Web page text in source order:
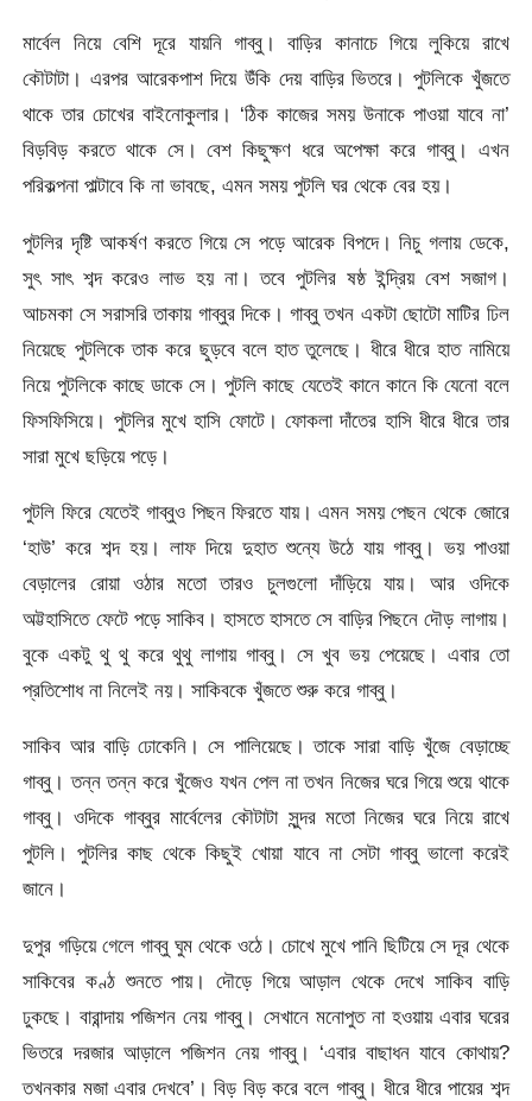
মার্বেল নিয়ে বেশি দূরে যায়নি গাব্বু। বাড়ির কানাচে গিয়ে লুকিয়ে রাখে
কৌটাটা। এরপর আরেকপাশ দিয়ে উঁকি দেয় বাড়ির ভিতরে। পুটলিকে খুঁজতে
থাকে তার চোখের বাইনোকুলার। ‘ঠিক কাজের সময় উনাকে পাওয়া যাবে না’
বিড়বিড় করতে থাকে সে। বেশ কিছুক্ষণ ধরে অপেক্ষা করে গাব্বু। এখন
পরিকল্পনা পাল্টাবে কি না ভাবছে, এমন সময় পুটলি ঘর থেকে বের হয়।
পুটলির দৃষ্টি আকর্ষণ করতে গিয়ে সে পড়ে আরেক বিপদে। নিচু গলায় ডেকে,
সুৎ সাৎ শব্দ করেও লাভ হয় না। তবে পুটলির ষষ্ঠ ইন্দ্রিয় বেশ সজাগ।
আচমকা সে সরাসরি তাকায় গাব্বুর দিকে। গাব্বু তখন একটা ছোটো মাটির ঢিল
নিয়েছে পুটলিকে তাক করে ছুড়বে বলে হাত তুলেছে। ধীরে ধীরে হাত নামিয়ে
নিয়ে পুটলিকে কাছে ডাকে সে। পুটলি কাছে যেতেই কানে কানে কি যেনো বলে
ফিসফিসিয়ে। পুটলির মুখে হাসি ফোটে। ফোকলা দাঁতের হাসি ধীরে ধীরে তার
সারা মুখে ছড়িয়ে পড়ে।
পুটলি ফিরে যেতেই গাব্বুও পিছন ফিরতে যায়। এমন সময় পেছন থেকে জোরে
‘হাউ’ করে শব্দ হয়। লাফ দিয়ে দুহাত শুন্যে উঠে যায় গাব্বু। ভয় পাওয়া
বেড়ালের রোয়া ওঠার মতো তারও চুলগুলো দাঁড়িয়ে যায়। আর ওদিকে
অট্টহাসিতে ফেটে পড়ে সাকিব। হাসতে হাসতে সে বাড়ির পিছনে দৌড় লাগায়।
বুকে একটু থু থু করে থুথু লাগায় গাব্বু। সে খুব ভয় পেয়েছে। এবার তো
প্রতিশোধ না নিলেই নয়। সাকিবকে খুঁজতে শুরু করে গাব্বু।
সাকিব আর বাড়ি ঢোকেনি। সে পালিয়েছে। তাকে সারা বাড়ি খুঁজে বেড়াচ্ছে
গাব্বু। তন্ন তন্ন করে খুঁজেও যখন পেল না তখন নিজের ঘরে গিয়ে শুয়ে থাকে
গাব্বু। ওদিকে গাব্বুর মার্বেলের কৌটাটা সুন্দর মতো নিজের ঘরে নিয়ে রাখে
পুটলি। পুটলির কাছ থেকে কিছুই খোয়া যাবে না সেটা গাব্বু ভালো করেই
জানে।
দুপুর গড়িয়ে গেলে গাব্বু ঘুম থেকে ওঠে। চোখে মুখে পানি ছিটিয়ে সে দূর থেকে
সাকিবের কণ্ঠ শুনতে পায়। দৌড়ে গিয়ে আড়াল থেকে দেখে সাকিব বাড়ি
ঢুকছে। বারান্দায় পজিশন নেয় গাব্বু। সেখানে মনোপুত না হওয়ায় এবার ঘরের
ভিতরে দরজার আড়ালে পজিশন নেয় গাব্বু। ‘এবার বাছাধন যাবে কোথায়?
তখনকার মজা এবার দেখবে’। বিড় বিড় করে বলে গাব্বু। ধীরে ধীরে পায়ের শব্দ